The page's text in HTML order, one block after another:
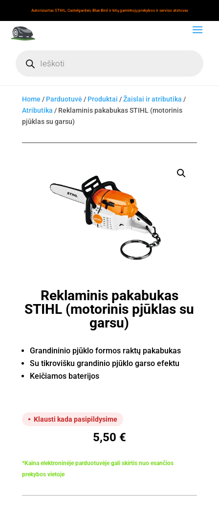
Autorizuotas STIHL, Castelgarden, Blue Bird ir kitų gamintojų prekybos ir serviso atstovas
search
Home / Parduotuvė / Produktai /Žaislai ir atributika /
Atributika / Reklaminis pakabukas STIHL (motorinis
pjūklas su garsu)
Reklaminis pakabukas
STIHL (motorinis pjūklas su
garsu)
Grandininio pjūklo formos raktų pakabukas
Su tikrovišku grandinio pjūklo garso efektu
Keičiamos baterijos
Klausti kada pasipildysime
5,50 €
*Kaina elektroninėje parduotuvėje gali skirtis nuo esančios
prekybos vietoje